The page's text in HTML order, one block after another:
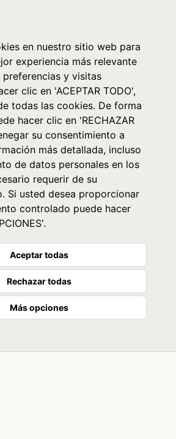
en nuestro sitio web para
experiencia más relevante
y visitas
clic en 'ACEPTAR TODO',
todas las cookies. De forma
hacer clic en 'RECHAZAR
su consentimiento a
más detallada, incluso
de datos personales en los
requerir de su
Si usted desea proporcionar
controlado puede hacer
Aceptar todas
Rechazar todas
Más opciones